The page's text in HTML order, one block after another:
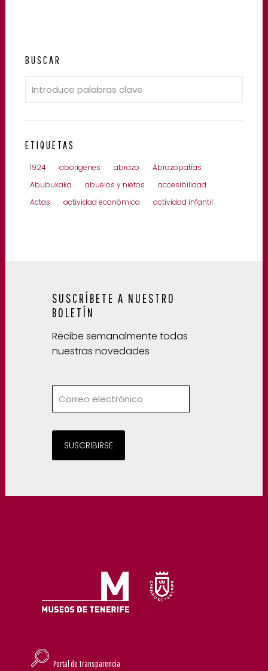
BUSCAR
ETIQUETAS
1924 aborígenes abrazo
Abrazopatías
Abubukaka
abuelos y nietos
accesibilidad
Actas
actividad económica actividad infantil
SUSCRÍBETE A NUESTRO
BOLETÍN
Recibe semanalmente todas
nuestras novedades
SUSCRIBIRSE
Portal de Transparencia